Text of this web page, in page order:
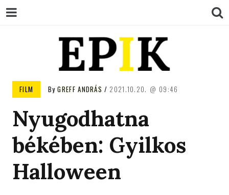
EPIK
FILM ByGREFF ANDRÁS 2021.10.20. 09:46
Nyugodhatna
békében: Gyilkos
Halloween